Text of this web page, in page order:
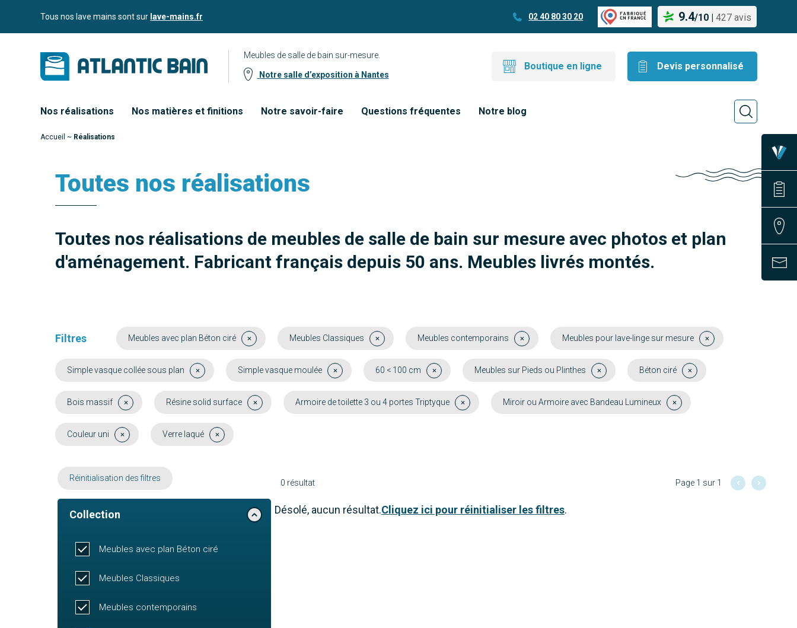
Aller auTous nos lave mains sont sur lave-mains.fr 02 40 80 30 20 9.4/10 | 427 avis
Meubles de salle de bain sur-mesure.
Notre salle d’exposition à Nantes
Boutique en ligne Devis personnalisé
Nos réalisations Nos matières et finitions Notre savoir-faire Questions fréquentes Notre blog
Accueil ~ Réalisations
Toutes nos réalisations
Toutes nos réalisations de meubles de salle de bain sur mesure avec photos et plan
d'aménagement. Fabricant français depuis 50 ans. Meubles livrés montés.
Filtres Meubles avec plan Béton ciré Meubles Classiques Meubles contemporains Meubles pour lave-linge sur mesure
Simple vasque collée sous plan Simple vasque moulée 60 < 100 cm Meubles sur Pieds ou Plinthes Béton ciré
Bois massif Résine solid surface Armoire de toilette 3 ou 4 portes Triptyque Miroir ou Armoire avec Bandeau Lumineux
Couleur uni Verre laqué
Réinitialisation des filtres
Collection
Meubles avec plan Béton ciré
Meubles Classiques
Meubles contemporains
0 résultat Page 1 sur 1
Désolé, aucun résultat.Cliquez ici pour réinitialiser les filtres.